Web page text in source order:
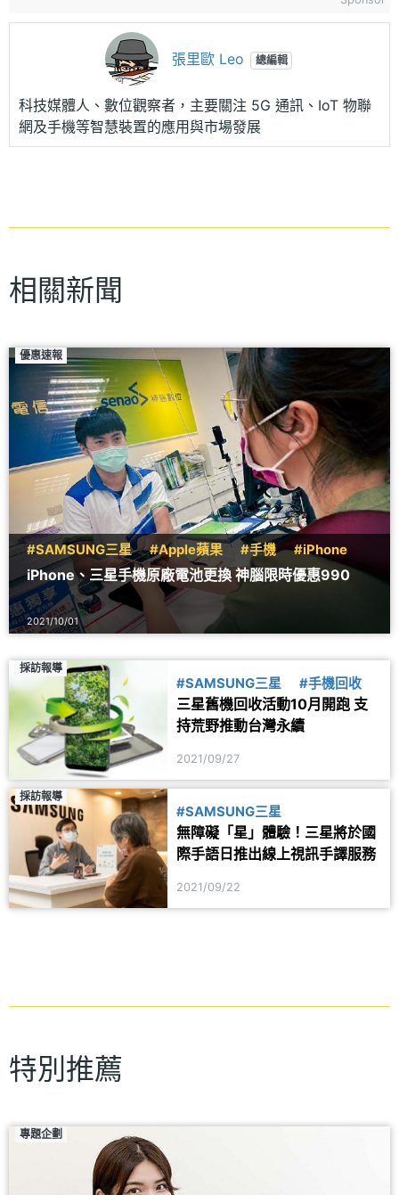
張里歐 Leo 總編輯
科技媒體人、數位觀察者，主要關注 5G 通訊、IoT 物聯
網及手機等智慧裝置的應用與市場發展
相關新聞
優惠速報
#SAMSUNG三星 #Apple蘋果 #手機 #iPhone
iPhone、三星手機原廠電池更換 神腦限時優惠990
2021/10/01
採訪報導
#SAMSUNG三星 #手機回收
三星舊機回收活動10月開跑 支
持荒野推動台灣永續
2021/09/27
採訪報導
#SAMSUNG三星
無障礙「星」體驗！三星將於國
際手語日推出線上視訊手譯服務
2021/09/22
特別推薦
專題企劃